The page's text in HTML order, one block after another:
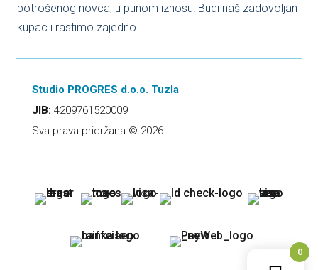
potrošenog novca, u punom iznosu! Budi naš zadovoljan
kupac i rastimo zajedno.
Studio PROGRES d.o.o. Tuzla
JIB: 4209761520009
Sva prava pridržana © 2026.
0